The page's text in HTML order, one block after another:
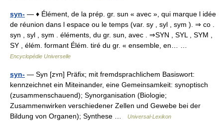
syn- — ♦ Élément, de la prép. gr. sun « avec », qui marque l idée
de réunion dans l espace ou le temps (var. sy , syl , sym ). ⇒ co .
syn , syl , sym . éléments, du gr. sun, avec . ⇒SYN , SYL , SYM ,
SY , élém. formant Élém. tiré du gr. « ensemble, en… …
Encyclopédie Universelle
syn- — Syn [zʏn] Präfix; mit fremdsprachlichem Basiswort:
kennzeichnet ein Miteinander, eine Gemeinsamkeit: synoptisch
(zusammenschauend); Synorganisation (Biologie;
Zusammenwirken verschiedener Zellen und Gewebe bei der
Bildung von Organen); Synthese …
Universal-Lexikon